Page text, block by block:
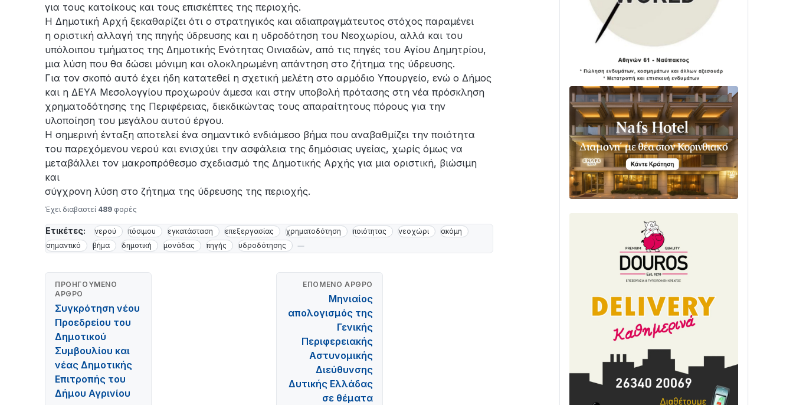
για τους κατοίκους και τους επισκέπτες της περιοχής.
Η Δημοτική Αρχή ξεκαθαρίζει ότι ο στρατηγικός και αδιαπραγμάτευτος στόχος παραμένει
η οριστική αλλαγή της πηγής ύδρευσης και η υδροδότηση του Νεοχωρίου, αλλά και του
υπόλοιπου τμήματος της Δημοτικής Ενότητας Οινιαδών, από τις πηγές του Αγίου Δημητρίου,
μια λύση που θα δώσει μόνιμη και ολοκληρωμένη απάντηση στο ζήτημα της ύδρευσης.
Για τον σκοπό αυτό έχει ήδη κατατεθεί η σχετική μελέτη στο αρμόδιο Υπουργείο, ενώ ο Δήμος
και η ΔΕΥΑ Μεσολογγίου προχωρούν άμεσα και στην υποβολή πρότασης στη νέα πρόσκληση
χρηματοδότησης της Περιφέρειας, διεκδικώντας τους απαραίτητους πόρους για την
υλοποίηση του μεγάλου αυτού έργου.
Η σημερινή ένταξη αποτελεί ένα σημαντικό ενδιάμεσο βήμα που αναβαθμίζει την ποιότητα
του παρεχόμενου νερού και ενισχύει την ασφάλεια της δημόσιας υγείας, χωρίς όμως να
μεταβάλλει τον μακροπρόθεσμο σχεδιασμό της Δημοτικής Αρχής για μια οριστική, βιώσιμη
και
σύγχρονη λύση στο ζήτημα της ύδρευσης της περιοχής.
Έχει διαβαστεί 489 φορές
Ετικέτες: νερού πόσιμου εγκατάσταση επεξεργασίας χρηματοδότηση ποιότητας νεοχώρι
ακόμη
σημαντικό
βήμα δημοτική μονάδας πηγής υδροδότησης
ΠΡΟΗΓΟΎΜΕΝΟ
ΆΡΘΡΟ
Συγκρότηση νέου
Προεδρείου του
Δημοτικού
Συμβουλίου και
νέας Δημοτικής
Επιτροπής του
Δήμου Αγρινίου
ΕΠΌΜΕΝΟ ΆΡΘΡΟ
Μηνιαίος
απολογισμός της
Γενικής
Περιφερειακής
Αστυνομικής
Διεύθυνσης
Δυτικής Ελλάδας
σε θέματα